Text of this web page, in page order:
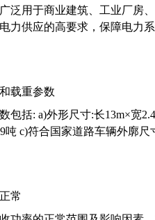
泛用于商业建筑、工业厂房
力供应的高要求，保障电力系
载重参数
包括: a)外形尺寸:长13m×宽
吨 c)符合国家道路车辆外廓
常